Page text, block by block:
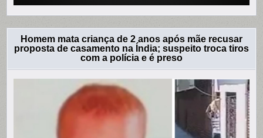
Homem mata criança de 2 anos após mãe recusar
proposta de casamento na Índia; suspeito troca tiros
com a polícia e é preso